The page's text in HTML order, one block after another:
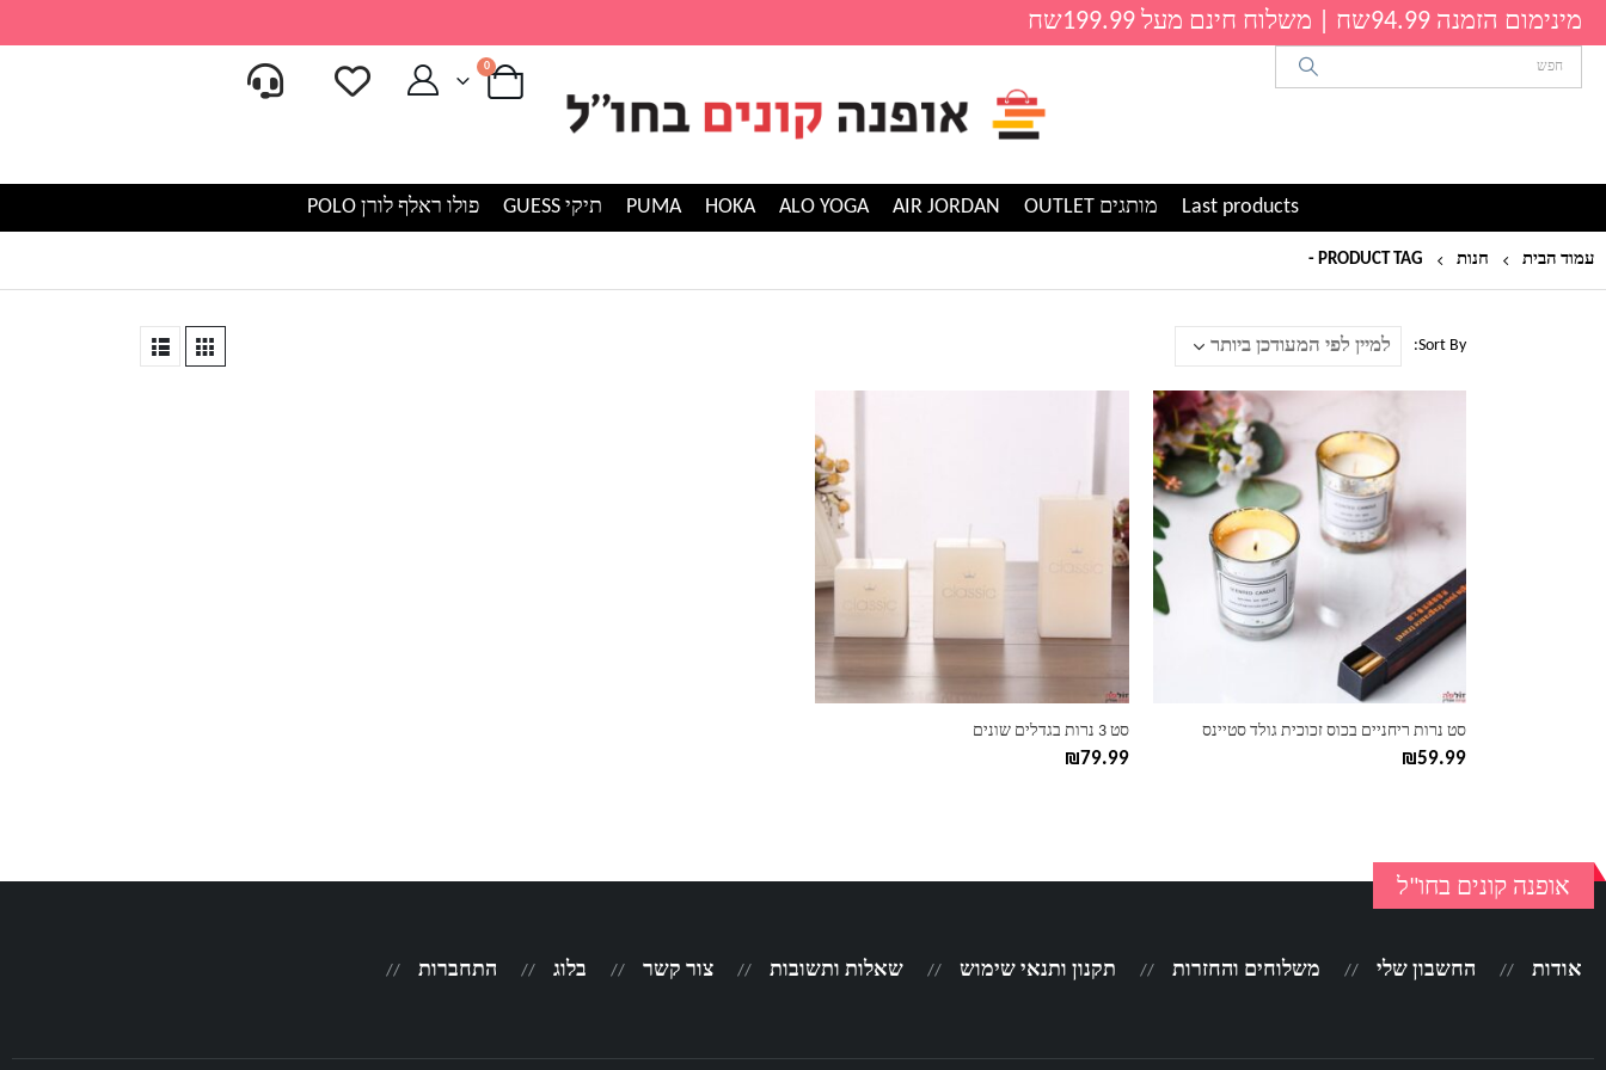
מינימום הזמנה 94.99שח | משלוח חינם מעל 199.99שח
0
Last products מותגים OUTLET AIR JORDAN
ALO YOGA
HOKA
PUMA תיקי GUESS פולו ראלף לורן POLO
עמוד הבית חנות PRODUCT TAG -
Sort By:
סט נרות ריחניים בכוס זכוכית גולד סטיינס
₪59.99
סט 3 נרות בגדלים שונים
₪79.99
סוגים.
ניתן
לבחור
המוצר
אופנה קונים בחו"ל
אודות החשבון שלי משלוחים והחזרות תקנון ותנאי שימוש שאלות ותשובות צור קשר בלוג התחברות